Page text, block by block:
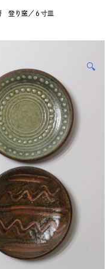
登り窯／６寸皿
🔍